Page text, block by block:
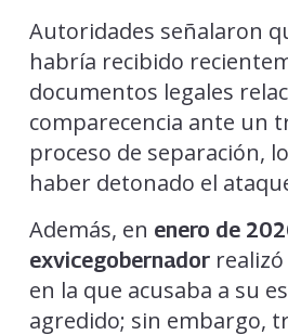
Autoridades señalaron
habría recibido
documentos legales
comparecencia ante un
proceso de separación,
haber detonado el
Además, en enero de
exvicegobernadorrealizó
en la que acusaba a su
agredido; sin embargo,